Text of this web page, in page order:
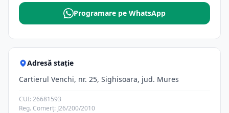
Programare pe WhatsApp
Adresă stație
Cartierul Venchi, nr. 25, Sighisoara, jud. Mures
CUI: 26681593
Reg. Comerț: J26/200/2010